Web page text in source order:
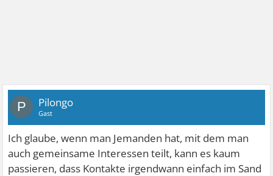
P Pilongo
Gast
Ich glaube, wenn man Jemanden hat, mit dem man
auch gemeinsame Interessen teilt, kann es kaum
passieren, dass Kontakte irgendwann einfach im Sand